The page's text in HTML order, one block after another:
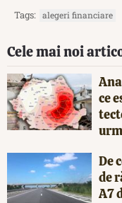
Tags: alegeri financiare
Cele mai noi
ce
De
de
A7